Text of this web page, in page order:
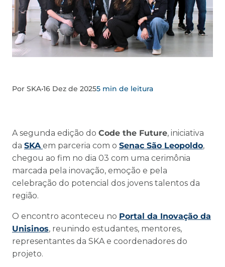
Por SKA•16 Dez de 20255 min de leitura
A segunda edição do Code the Future, iniciativa
da SKA em parceria com o Senac São Leopoldo,
chegou ao fim no dia 03 com uma cerimônia
marcada pela inovação, emoção e pela
celebração do potencial dos jovens talentos da
região.
O encontro aconteceu no Portal da Inovação da
Unisinos, reunindo estudantes, mentores,
representantes da SKA e coordenadores do
projeto.